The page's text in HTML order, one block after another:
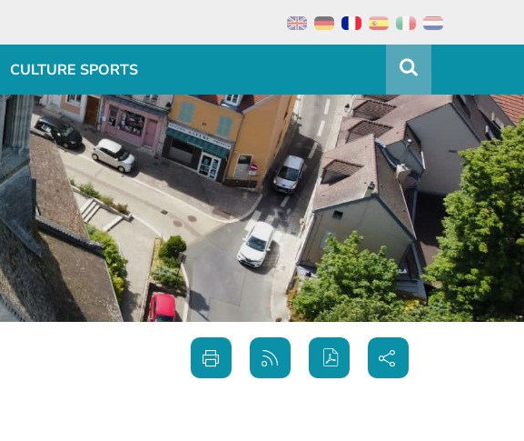
CULTURE SPORTS
Imprimer
cette
page
Générer
le flux
RSS
Partager
sur les
réseaux
sociaux